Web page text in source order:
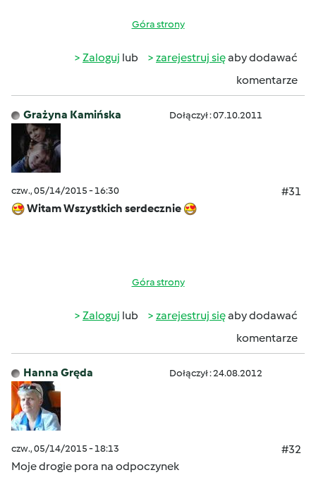
Góra strony
Zaloguj lub zarejestruj sięaby dodawać
komentarze
Grażyna Kamińska Dołączył : 07.10.2011
czw., 05/14/2015 - 16:30
#31
Witam Wszystkich serdecznie
Góra strony
Zaloguj lub zarejestruj sięaby dodawać
komentarze
Hanna Gręda Dołączył : 24.08.2012
czw., 05/14/2015 - 18:13
#32
Moje drogie pora na odpoczynek